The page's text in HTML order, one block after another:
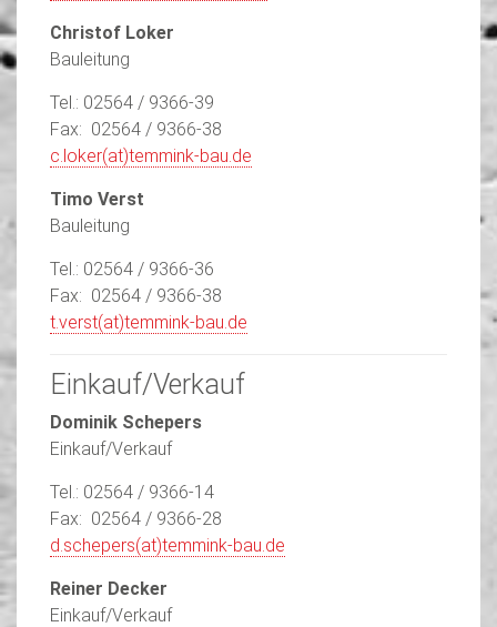
Christof Loker
Bauleitung
Tel.: 02564 / 9366-39
Fax: 02564 / 9366-38
c.loker(at)temmink-bau.de
Timo Verst
Bauleitung
Tel.: 02564 / 9366-36
Fax: 02564 / 9366-38
t.verst(at)temmink-bau.de
Einkauf/Verkauf
Dominik Schepers
Einkauf/Verkauf
Tel.: 02564 / 9366-14
Fax: 02564 / 9366-28
d.schepers(at)temmink-bau.de
Reiner Decker
Einkauf/Verkauf